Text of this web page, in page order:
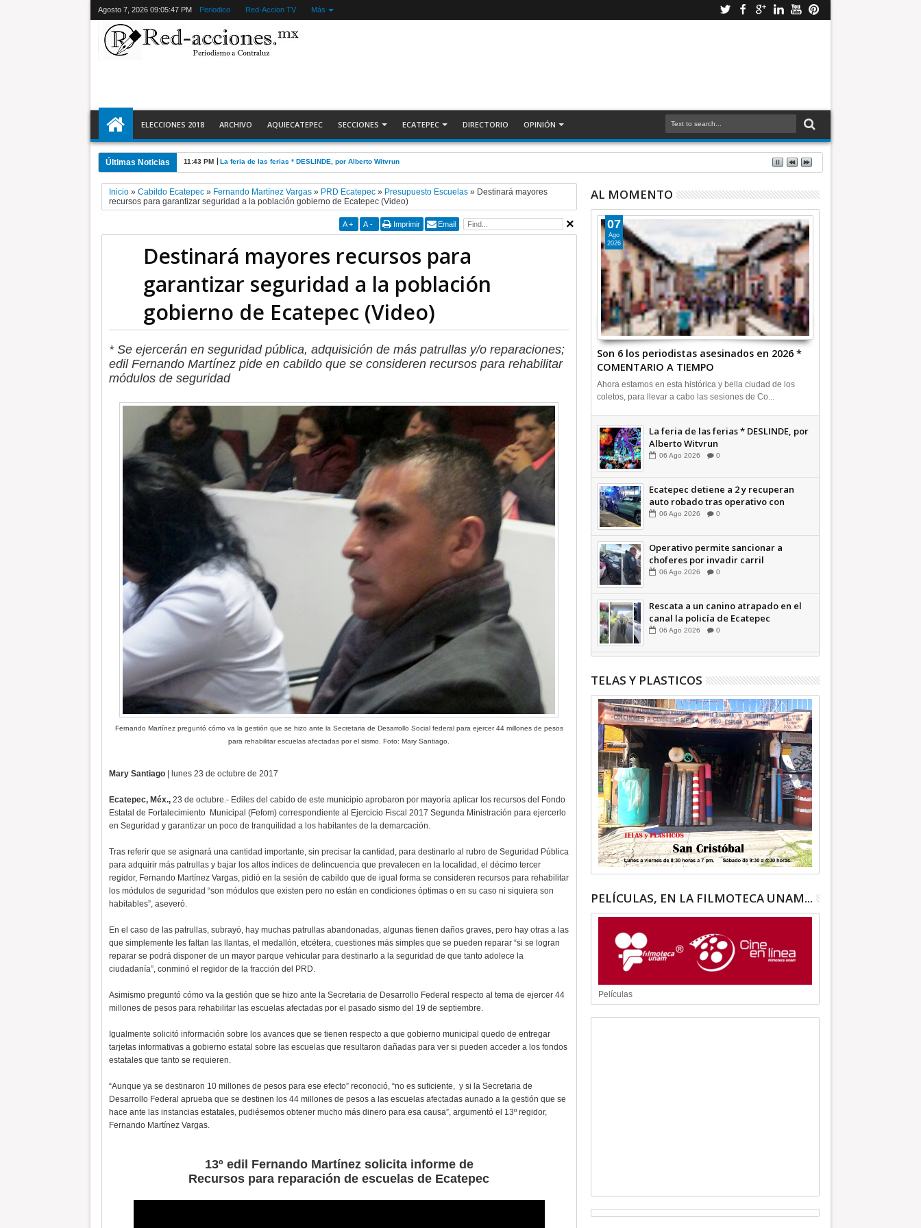
Agosto 7, 2026 09:05:49 PM Periodico Red-Accion TV Más
ELECCIONES 2018 ARCHIVO AQUIECATEPEC SECCIONES ECATEPEC DIRECTORIO OPINIÓN
Últimas Noticias 11:28 PM Ecatepec detiene a 2 y recuperan auto robado tras operativo con Tecámac +Video | INFORMATIVA
Inicio» Cabildo Ecatepec» Fernando Martínez Vargas» PRD Ecatepec» Presupuesto Escuelas» Destinará mayores
recursos para garantizar seguridad a la población gobierno de Ecatepec (Video)
A + A - Imprimir Email
Destinará mayores recursos para
garantizar seguridad a la población
gobierno de Ecatepec (Video)
* Se ejercerán en seguridad pública, adquisición de más patrullas y/o reparaciones;
edil Fernando Martínez pide en cabildo que se consideren recursos para rehabilitar
módulos de seguridad
Fernando Martínez preguntó cómo va la gestión que se hizo ante la Secretaria de Desarrollo Social federal para ejercer 44 millones de pesos
para rehabilitar escuelas afectadas por el sismo. Foto: Mary Santiago.
Mary Santiago| lunes 23 de octubre de 2017
Ecatepec, Méx., 23 de octubre.- Ediles del cabido de este municipio aprobaron por mayoría aplicar los recursos del Fondo
Estatal de Fortalecimiento Municipal (Fefom) correspondiente al Ejercicio Fiscal 2017 Segunda Ministración para ejercerlo
en Seguridad y garantizar un poco de tranquilidad a los habitantes de la demarcación.
Tras referir que se asignará una cantidad importante, sin precisar la cantidad, para destinarlo al rubro de Seguridad Pública
para adquirir más patrullas y bajar los altos índices de delincuencia que prevalecen en la localidad, el décimo tercer
regidor, Fernando Martínez Vargas, pidió en la sesión de cabildo que de igual forma se consideren recursos para rehabilitar
los módulos de seguridad “son módulos que existen pero no están en condiciones óptimas o en su caso ni siquiera son
habitables”, aseveró.
En el caso de las patrullas, subrayó, hay muchas patrullas abandonadas, algunas tienen daños graves, pero hay otras a las
que simplemente les faltan las llantas, el medallón, etcétera, cuestiones más simples que se pueden reparar “si se logran
reparar se podrá disponer de un mayor parque vehicular para destinarlo a la seguridad de que tanto adolece la
ciudadanía”, conminó el regidor de la fracción del PRD.
Asimismo preguntó cómo va la gestión que se hizo ante la Secretaria de Desarrollo Federal respecto al tema de ejercer 44
millones de pesos para rehabilitar las escuelas afectadas por el pasado sismo del 19 de septiembre.
Igualmente solicitó información sobre los avances que se tienen respecto a que gobierno municipal quedo de entregar
tarjetas informativas a gobierno estatal sobre las escuelas que resultaron dañadas para ver si pueden acceder a los fondos
estatales que tanto se requieren.
“Aunque ya se destinaron 10 millones de pesos para ese efecto” reconoció, “no es suficiente, y si la Secretaria de
Desarrollo Federal aprueba que se destinen los 44 millones de pesos a las escuelas afectadas aunado a la gestión que se
hace ante las instancias estatales, pudiésemos obtener mucho más dinero para esa causa”, argumentó el 13º regidor,
Fernando Martínez Vargas.
13º edil Fernando Martínez solicita informe de
Recursos para reparación de escuelas de Ecatepec
AL MOMENTO
Son 6 los periodistas asesinados en 2026 *
COMENTARIO A TIEMPO
07
Ago
2026
Ahora estamos en esta histórica y bella ciudad de los
coletos, para llevar a cabo las sesiones de Co...
La feria de las ferias * DESLINDE, por
Alberto Witvrun
06 Ago 2026 0
Ecatepec detiene a 2 y recuperan
auto robado tras operativo con
Tecámac +Video | INFORMATIVA
06 Ago 2026 0
Operativo permite sancionar a
choferes por invadir carril
confinado: Ecatepec +Video |
06 Ago 2026 0
Rescata a un canino atrapado en el
canal la policía de Ecatepec
INFORMATIVA
06 Ago 2026 0
TELAS Y PLASTICOS
PELÍCULAS, EN LA FILMOTECA UNAM...
Películas